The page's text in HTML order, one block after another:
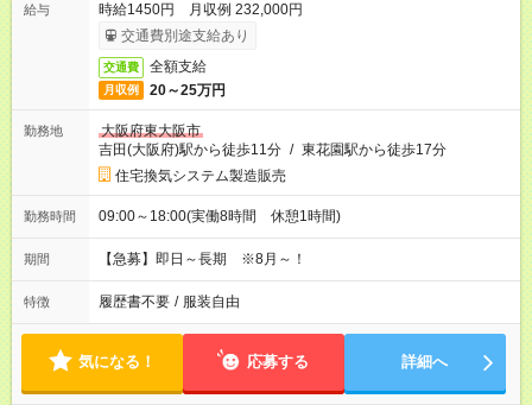
給与
時給1450円 月収例 232,000円
交通費別途支給あり
交通費 全額支給
月収例 20～25万円
勤務地
大阪府東大阪市
吉田(大阪府)駅から徒歩11分 / 東花園駅から徒歩17分
住宅換気システム製造販売
勤務時間 09:00～18:00(実働8時間 休憩1時間)
期間 【急募】即日～長期 ※8月～！
特徴 履歴書不要 / 服装自由
気になる！ 応募する 詳細へ